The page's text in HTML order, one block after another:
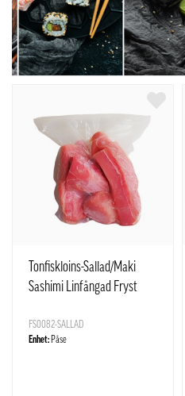
Tonfiskloins-Sallad/Maki
Sashimi Linfångad Fryst
FS0082-SALLAD
Enhet: Påse